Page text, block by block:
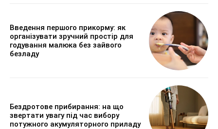
Введення першого прикорму: як
організувати зручний простір для
годування малюка без зайвого
безладу
Бездротове прибирання: на що
звертати увагу під час вибору
потужного акумуляторного приладу